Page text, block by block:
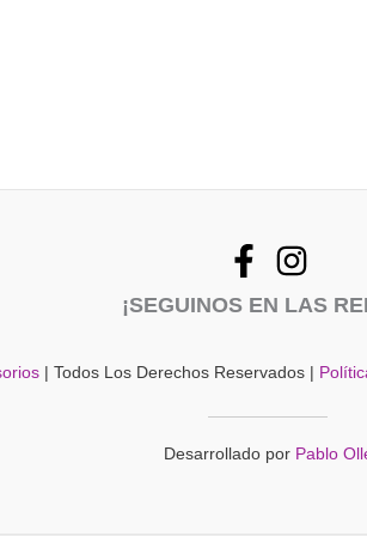
¡SEGUINOS EN LAS
| Todos Los Derechos Reservados |
Desarrollado por Pablo